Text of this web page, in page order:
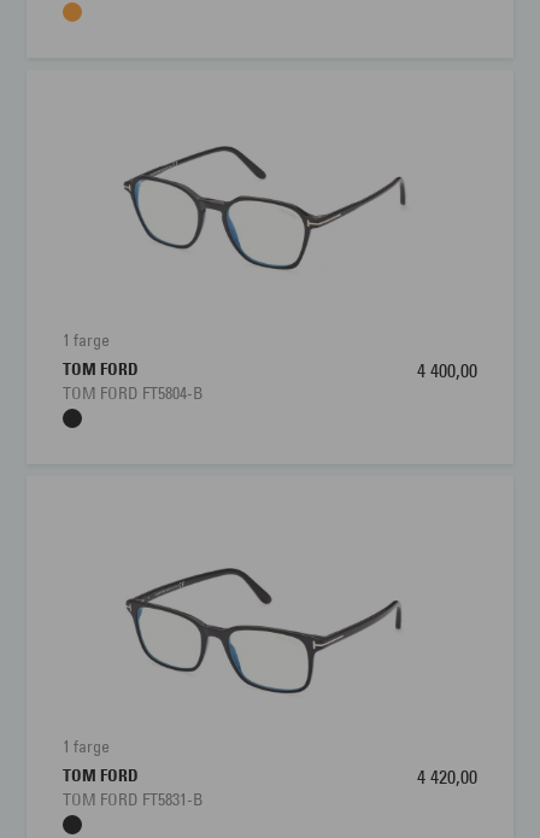
1 farge
TOM FORD
TOM FORD FT5804-B
4 400,00
1 farge
TOM FORD
TOM FORD FT5831-B
4 420,00